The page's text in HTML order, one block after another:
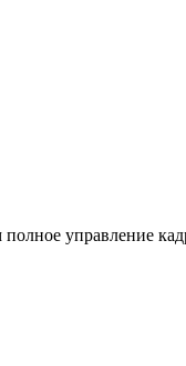
управление